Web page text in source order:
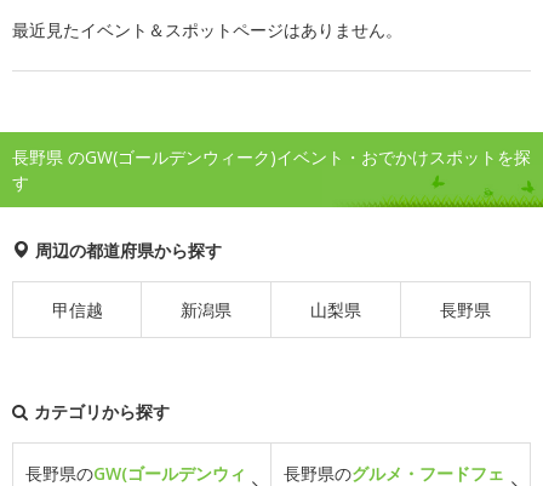
最近見たイベント＆スポットページはありません。
長野県 のGW(ゴールデンウィーク)イベント・おでかけスポットを探
す
周辺の都道府県から探す
甲信越 新潟県 山梨県 長野県
カテゴリから探す
長野県のGW(ゴールデンウィ
長野県のグルメ・フードフェ